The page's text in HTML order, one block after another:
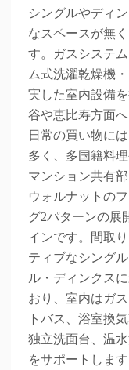
シングルやディ
なスペースが無
す。ガスシステ
ム式洗濯乾燥機
実した室内設備
谷や恵比寿方面
日常の買い物に
多く、多国籍料
マンション共有
ウォルナットの
グ2パターンの展
インです。間取
ティブなシング
ル・ディンクス
おり、室内はガ
トバス、浴室換
独立洗面台、温
をサポートしま